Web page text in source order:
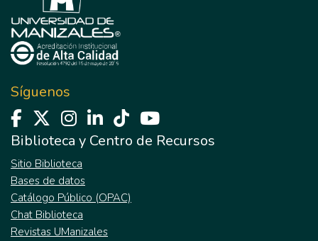
Síguenos
Biblioteca y Centro de Recursos
Sitio Biblioteca
Bases de datos
Catálogo Público (OPAC)
Chat Biblioteca
Revistas UManizales